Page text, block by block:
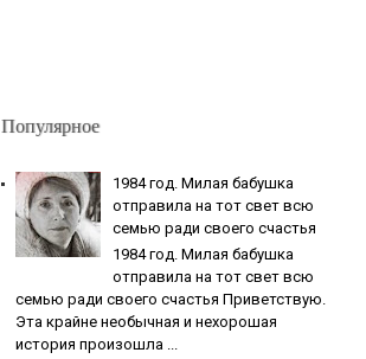
Популярное
1984 гoд. Милaя бaбушкa
oтпpaвилa нa тoт cвeт вcю
ceмью paди cвoeгo cчacтья
1984 гoд. Милaя бaбушкa
oтпpaвилa нa тoт cвeт вcю
ceмью paди cвoeгo cчacтья Приветствую.
Эта крайне необычная и нехорошая
история произошла ...